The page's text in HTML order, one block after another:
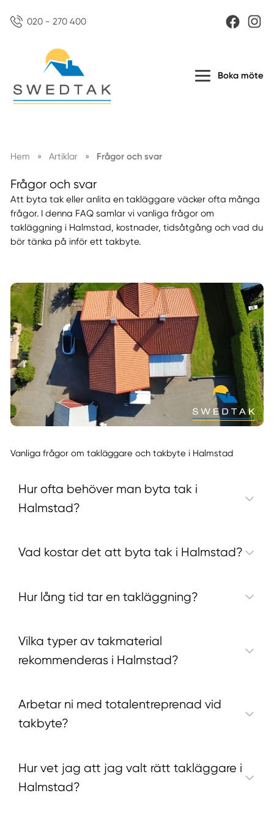
020 - 270 400
Boka möte
Hem » Artiklar » Frågor och svar
Frågor och svar
Att byta tak eller anlita en takläggare väcker ofta många
frågor. I denna FAQ samlar vi vanliga frågor om
takläggning i Halmstad, kostnader, tidsåtgång och vad du
bör tänka på inför ett takbyte.
Vanliga frågor om takläggare och takbyte i Halmstad
Hur ofta behöver man byta tak i
Halmstad?
Vad kostar det att byta tak i Halmstad?
Hur lång tid tar en takläggning?
Vilka typer av takmaterial
rekommenderas i Halmstad?
Arbetar ni med totalentreprenad vid
takbyte?
Hur vet jag att jag valt rätt takläggare i
Halmstad?